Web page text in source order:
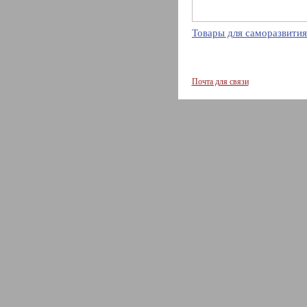
Товары для
Почта для связи